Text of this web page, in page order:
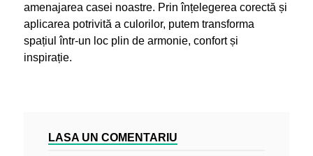
amenajarea casei noastre. Prin înțelegerea corectă și
aplicarea potrivită a culorilor, putem transforma
spațiul într-un loc plin de armonie, confort și
inspirație.
LASA UN COMENTARIU